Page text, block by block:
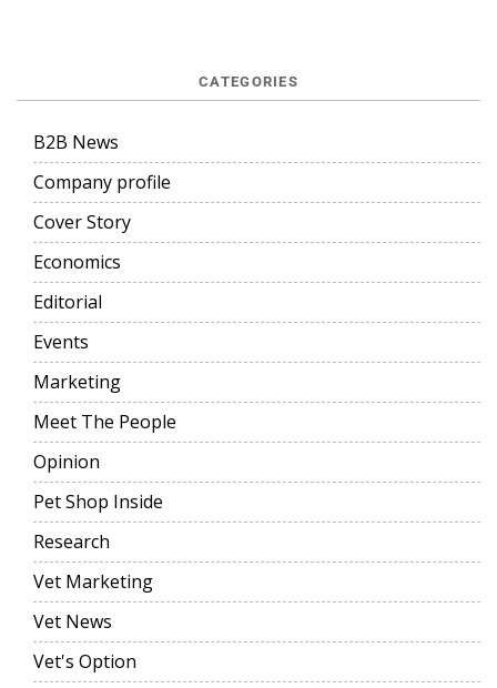
CATEGORIES
B2B News
Company profile
Cover Story
Economics
Editorial
Events
Marketing
Meet The People
Opinion
Pet Shop Inside
Research
Vet Marketing
Vet News
Vet's Option